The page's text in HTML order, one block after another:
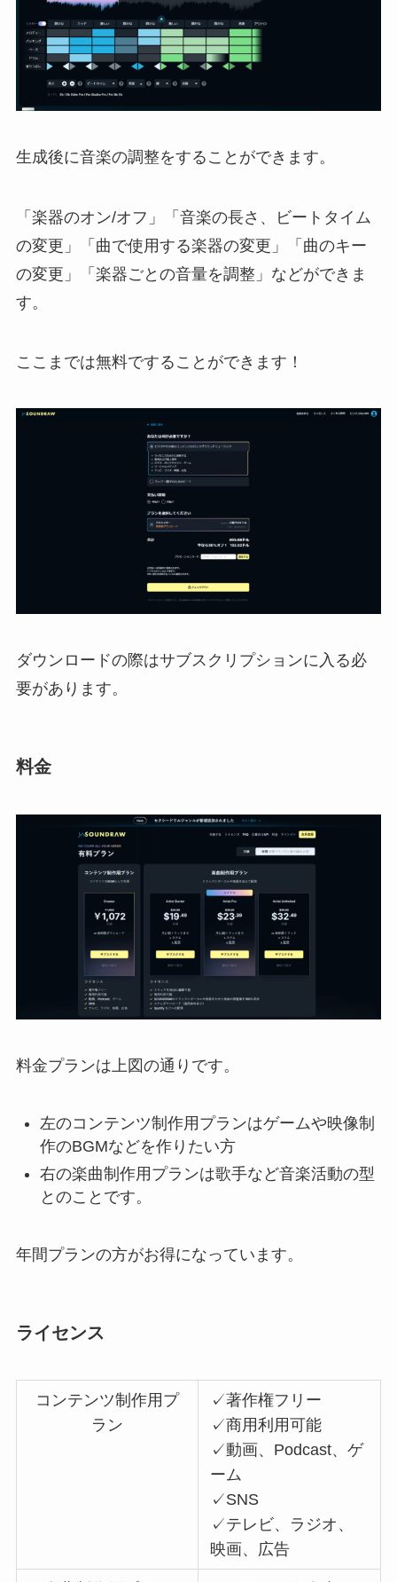
生成後に音楽の調整をすることができます。
「楽器のオン/オフ」「音楽の長さ、ビートタイム
の変更」「曲で使用する楽器の変更」「曲のキー
の変更」「楽器ごとの音量を調整」などができま
す。
ここまでは無料ですることができます！
ダウンロードの際はサブスクリプションに入る必
要があります。
料金
料金プランは上図の通りです。
左のコンテンツ制作用プランはゲームや映像制
作のBGMなどを作りたい方
右の楽曲制作用プランは歌手など音楽活動の型
とのことです。
年間プランの方がお得になっています。
ライセンス
コンテンツ制作用プ
ラン
✓著作権フリー
✓商用利用可能
✓動画、Podcast、ゲ
ーム
✓SNS
✓テレビ、ラジオ、
映画、広告